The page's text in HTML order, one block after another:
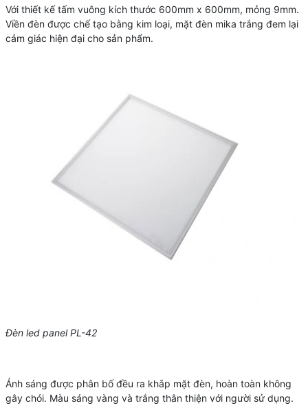
Với thiết kế tấm vuông kích thước 600mm x 600mm, mỏng 9mm.
Viền đèn được chế tạo bằng kim loại, mặt đèn mika trắng đem lại
cảm giác hiện đại cho sản phẩm.
Đèn led panel PL-42
Ánh sáng được phân bố đều ra khắp mặt đèn, hoàn toàn không
gây chói. Màu sáng vàng và trắng thân thiện với người sử dụng.